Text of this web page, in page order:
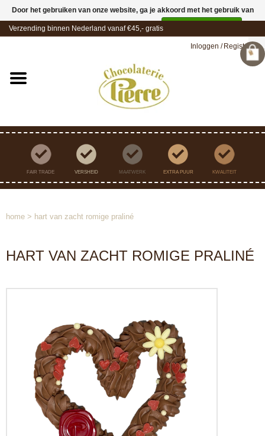
Verzending binnen Nederland vanaf €45,- gratis
Inloggen / Registreren
FAIR TRADE VERSHEID MAATWERK EXTRA PUUR KWALITEIT
home > hart van zacht romige praliné
HART VAN ZACHT ROMIGE PRALINÉ
Door het gebruiken van onze website, ga je akkoord met het gebruik van
cookies om onze website te verbeteren.
Meer over cookies »